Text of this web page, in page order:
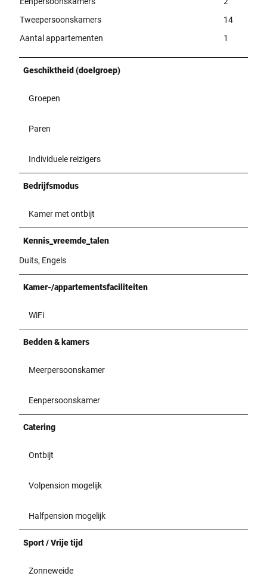
Tweepersoonskamers
14
Aantal appartementen
1
Geschiktheid (doelgroep)
Groepen
Paren
Individuele reizigers
Bedrijfsmodus
Kamer met ontbijt
Kennis_vreemde_talen
Duits, Engels
Kamer-/appartementsfaciliteiten
WiFi
Bedden & kamers
Meerpersoonskamer
Eenpersoonskamer
Catering
Ontbijt
Volpension mogelijk
Halfpension mogelijk
Sport / Vrije tijd
Zonneweide